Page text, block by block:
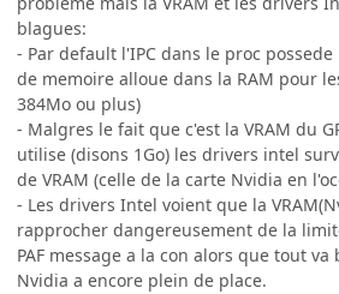
blagues:
- Par default l'IPC dans le proc
de memoire alloue dans la RAM pour
384Mo ou plus)
- Malgres le fait que c'est la VRAM du
utilise (disons 1Go) les drivers intel
de VRAM (celle de la carte Nvidia en
- Les drivers Intel voient que la
rapprocher dangereusement de la
PAF message a la con alors que tout va
Nvidia a encore plein de place.